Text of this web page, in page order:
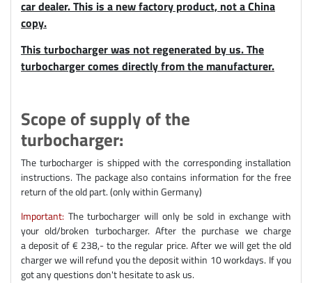
car dealer. This is a new factory product, not a China
copy.
This turbocharger was not regenerated by us. The
turbocharger comes directly from the manufacturer.
Scope of supply of the
turbocharger:
The turbocharger is shipped with the corresponding installation
instructions. The package also contains information for the free
return of the old part. (only within Germany)
Important: The turbocharger will only be sold in exchange with
your old/broken turbocharger. After the purchase we charge
a deposit of € 238,- to the regular price. After we will get the old
charger we will refund you the deposit within 10 workdays. If you
got any questions don't hesitate to ask us.